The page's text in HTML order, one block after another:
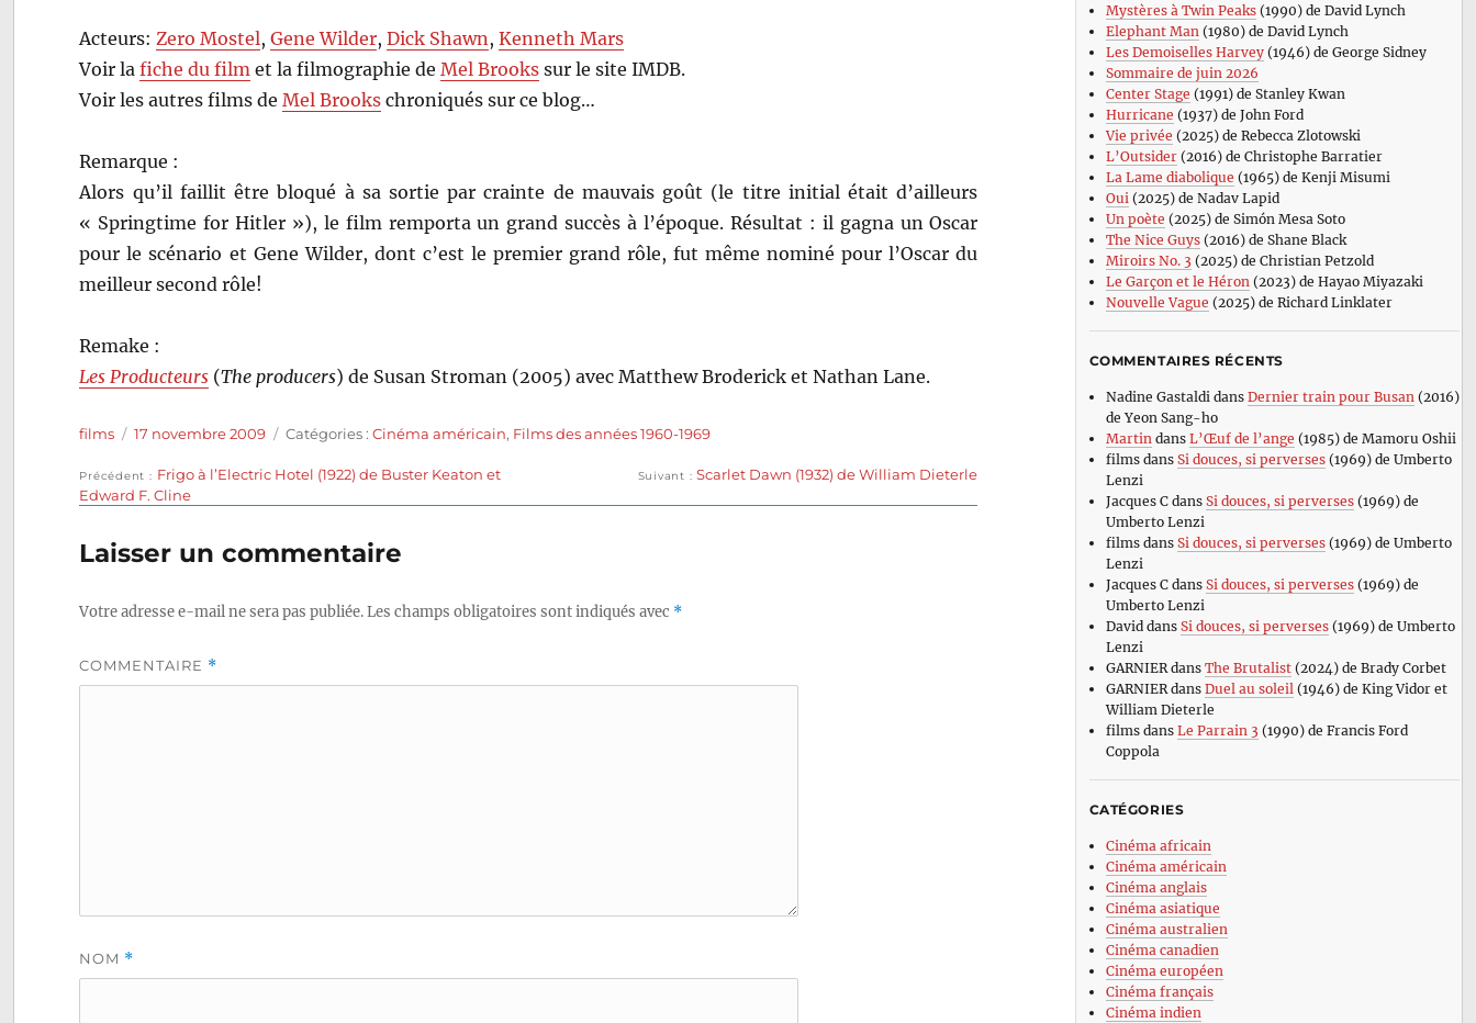
Acteurs: Zero Mostel,Gene Wilder,Dick Shawn ,Kenneth Mars
Voir lafiche du film et la filmographie deMel Brooks sur le site IMDB.
Voir les autres films deMel Brooks chroniqués sur ce blog…
Remarque :
Alors qu’il faillit être bloqué à sa sortie par crainte de mauvais goût (le titre initial était d’ailleurs
« Springtime for Hitler »), le film remporta un grand succès à l’époque. Résultat : il gagna un Oscar
pour le scénario et Gene Wilder, dont c’est le premier grand rôle, fut même nominé pour l’Oscar du
meilleur second rôle!
Remake :
Les Producteurs (The producers) de Susan Stroman (2005) avec Matthew Broderick et Nathan Lane.
Auteur
films
Publié
17 novembre 2009 Catégories
Catégories :Cinéma américain, Films des années 1960-1969
Navigation
Précédent
Publication
précédente :
Frigo à l’Electric Hotel (1922) de Buster Keaton et
Edward F. Cline
Suivant
Publication
Scarlet Dawn (1932) de William Dieterle
Laisser un commentaire
Votre adresse e-mail ne sera pas publiée.Les champs obligatoires sont indiqués avec *
COMMENTAIRE *
NOM *
Mystères à Twin Peaks(1990) de David Lynch
Elephant Man(1980) de David Lynch
Les Demoiselles Harvey(1946) de George Sidney
Sommaire de juin 2026
Center Stage (1991) de Stanley Kwan
Hurricane (1937) de John Ford
Vie privée (2025) de Rebecca Zlotowski
L’Outsider(2016) de Christophe Barratier
La Lame diabolique (1965) de Kenji Misumi
Oui(2025) de Nadav Lapid
Un poète (2025) de Simón Mesa Soto
The Nice Guys(2016) de Shane Black
Miroirs No. 3 (2025) de Christian Petzold
Le Garçon et le Héron(2023) de Hayao Miyazaki
Nouvelle Vague (2025) de Richard Linklater
COMMENTAIRES RÉCENTS
Nadine Gastaldi dans Dernier train pour Busan (2016)
de Yeon Sang-ho
Martin dans L’Œuf de l’ange (1985) de Mamoru Oshii
filmsdans Si douces, si perverses(1969) de Umberto
Lenzi
Jacques Cdans Si douces, si perverses(1969) de
Umberto Lenzi
filmsdans Si douces, si perverses(1969) de Umberto
Lenzi
Jacques Cdans Si douces, si perverses(1969) de
Umberto Lenzi
David dans Si douces, si perverses(1969) de Umberto
Lenzi
GARNIERdans The Brutalist(2024) de Brady Corbet
GARNIERdans Duel au soleil (1946) de King Vidor et
William Dieterle
filmsdans Le Parrain 3 (1990) de Francis Ford
Coppola
CATÉGORIES
Cinéma africain
Cinéma américain
Cinéma anglais
Cinéma asiatique
Cinéma australien
Cinéma canadien
Cinéma européen
Cinéma français
Cinéma indien